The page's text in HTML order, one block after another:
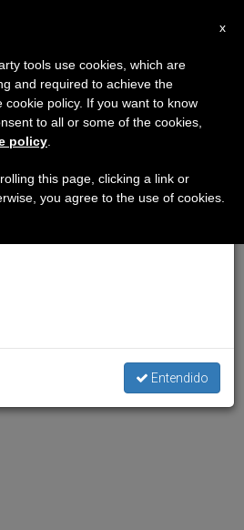
×
de agosto haremos la pausa
que en el periodo de verano
y también el
Entendido
x
tools use cookies, which are
and required to achieve the
cookie policy. If you want to know
to all or some of the cookies,
policy
this page, clicking a link or
you agree to the use of cookies.